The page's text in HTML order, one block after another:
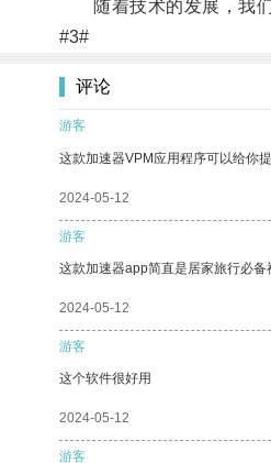
随着技术的发展，我们
#3#
评论
游客
这款加速器VPM应用程序可以给你
2024-05-12
游客
这款加速器app简直是居家旅行必
2024-05-12
游客
这个软件很好用
2024-05-12
游客